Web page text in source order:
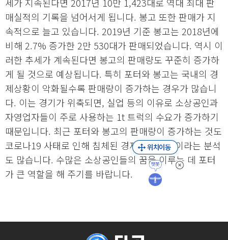
매실적의 기록을 넘어서게 됩니다. 봉고 또한 판매가 지
속적으로 늘고 있습니다. 2019년 기준 봉고는 2018년에
비해 2.7% 증가한 2만 530대가 판매되었습니다. 역시 이
러한 추세가 계속된다면 봉고의 판매량도 꾸준히 증가하
게 될 것으로 예상됩니다. 특히 포터와 봉고는 국내의 경
제상황이 악화될수록 판매량이 증가하는 경우가 많습니
다. 이는 경기가 위축되면, 실업 등의 이유로 소상공인과
자영업자들이 주로 사용하는 1t 트럭의 수요가 증가하기
때문입니다. 최근 포터와 봉고의 판매량이 증가하는 것도
코로나19 사태로 인해 침체된 경제상황 때문이라는 분석
도 많습니다. 수많은 소상공인들의 꿈을 이루는 데 포터
가 큰 역할을 해 주기를 바랍니다.